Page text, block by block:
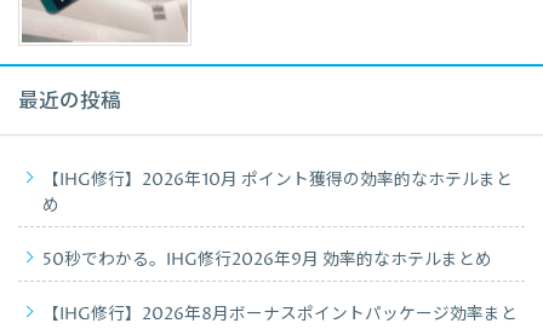
最近の投稿
【IHG修行】2026年10月 ポイント獲得の効率的なホテルまと
め
50秒でわかる。IHG修行2026年9月 効率的なホテルまとめ
【IHG修行】2026年8月ボーナスポイントパッケージ効率まと